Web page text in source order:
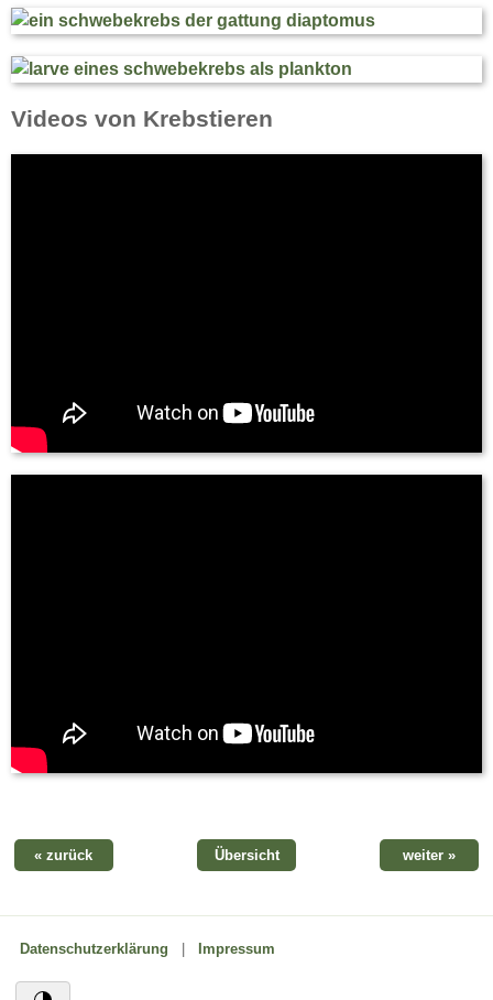
Videos von Krebstieren
« zurück weiter »
Übersicht
Datenschutzerklärung | Impressum